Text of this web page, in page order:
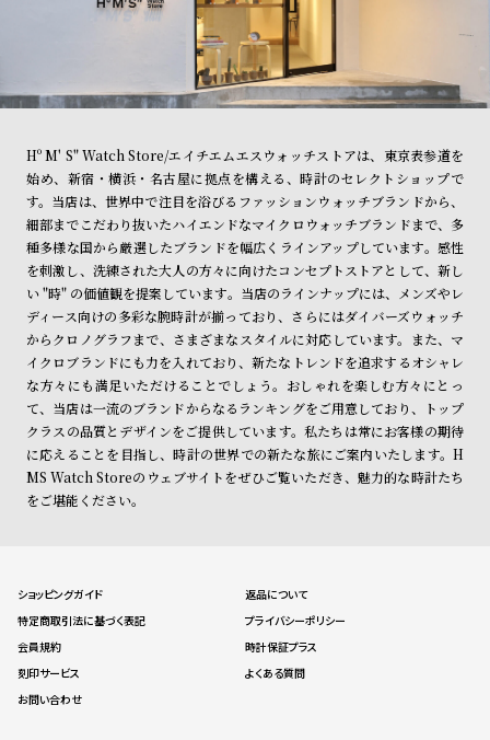
Hº M' S" Watch Store/エイチエムエスウォッチストアは、東京表参道を
始め、新宿・横浜・名古屋に拠点を構える、時計のセレクトショップで
す。当店は、世界中で注目を浴びるファッションウォッチブランドから、
細部までこだわり抜いたハイエンドなマイクロウォッチブランドまで、多
種多様な国から厳選したブランドを幅広くラインアップしています。感性
を刺激し、洗練された大人の方々に向けたコンセプトストアとして、新し
い "時" の価値観を提案しています。当店のラインナップには、メンズやレ
ディース向けの多彩な腕時計が揃っており、さらにはダイバーズウォッチ
からクロノグラフまで、さまざまなスタイルに対応しています。また、マ
イクロブランドにも力を入れており、新たなトレンドを追求するオシャレ
な方々にも満足いただけることでしょう。おしゃれを楽しむ方々にとっ
て、当店は一流のブランドからなるランキングをご用意しており、トップ
クラスの品質とデザインをご提供しています。私たちは常にお客様の期待
に応えることを目指し、時計の世界での新たな旅にご案内いたします。H
MS Watch Storeのウェブサイトをぜひご覧いただき、魅力的な時計たち
をご堪能ください。
ショッピングガイド
返品について
特定商取引法に基づく表記
プライバシーポリシー
会員規約
時計保証プラス
刻印サービス
よくある質問
お問い合わせ